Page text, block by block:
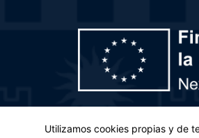
(UE) 2021/241 del
Utilizamos cookies propias y de